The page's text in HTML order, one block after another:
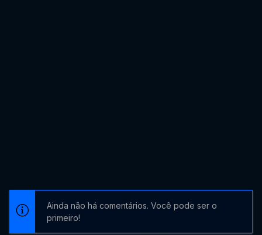
Ainda não há comentários. Você pode ser o
primeiro!